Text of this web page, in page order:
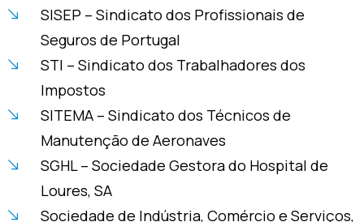
SISEP – Sindicato dos Profissionais de
Seguros de Portugal
STI – Sindicato dos Trabalhadores dos
Impostos
SITEMA – Sindicato dos Técnicos de
Manutenção de Aeronaves
SGHL – Sociedade Gestora do Hospital de
Loures, SA
Sociedade de Indústria, Comércio e Serviços,